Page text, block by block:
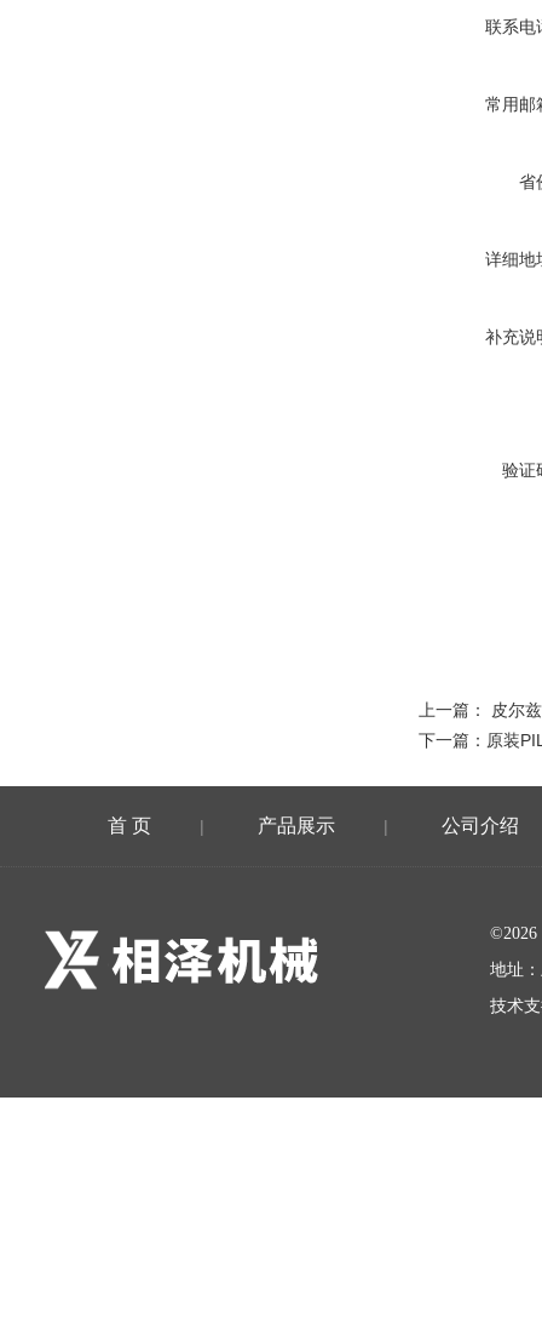
联系电
常用邮
省
详细地
补充说
验证
上一篇：
皮尔
下一篇： 原装
首 页 | 产品展示 | 公司介绍
地址
技术